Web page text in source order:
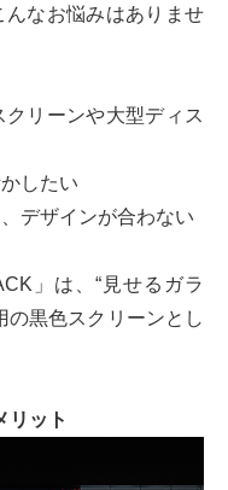
んなお悩みはありませ
クリーンや大型ディス
したい
デザインが合わない
」は、“見せるガラ
の黒色スクリーンとし
リット